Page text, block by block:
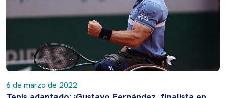
6 de marzo de 2022